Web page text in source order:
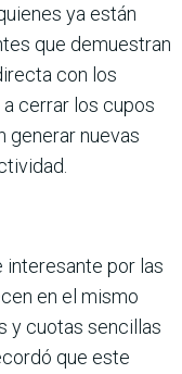
ya están
que demuestran
con los
cerrar los cupos
generar nuevas
interesante por las
en el mismo
y cuotas sencillas
que este